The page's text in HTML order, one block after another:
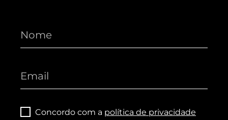
Concordo com a política de privacidade